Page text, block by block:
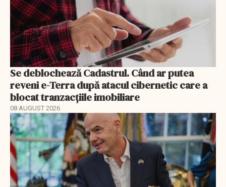
Se deblochează Cadastrul. Când ar putea
reveni e-Terra după atacul cibernetic care a
blocat tranzacțiile imobiliare
08 AUGUST 2026